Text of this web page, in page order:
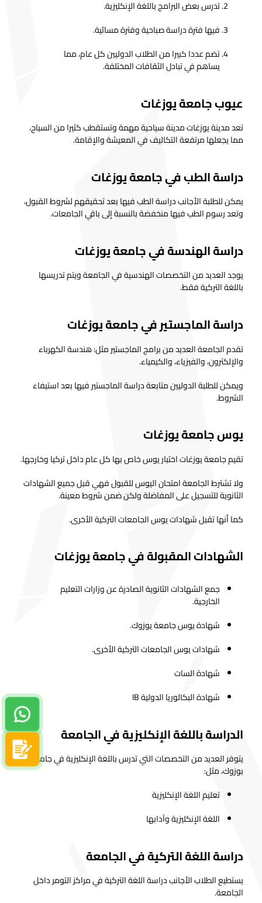
تدرس بعض البرامج باللغة الإنكليزية.
فيها فترة دراسة صباحية وفترة مسائية.
تضم عددا كبيرا من الطلاب الدوليين كل عام، مما
يساهم في تبادل الثقافات المختلفة.
عيوب جامعة يوزغات
تعد مدينة يوزغات مدينة سياحية مهمة وتستقطب كثيرا من السياح،
مما يجعلها مرتفعة التكاليف في المعيشة والإقامة.
دراسة الطب في جامعة يوزغات
يمكن للطلبة الأجانب دراسة الطب فيها بعد تحقيقهم لشروط القبول،
وتعد رسوم الطب فيها منخفضة بالنسبة إلى باقي الجامعات.
دراسة الهندسة في جامعة يوزغات
يوجد العديد من التخصصات الهندسية في الجامعة ويتم تدريسها
باللغة التركية فقط.
دراسة الماجستير في جامعة يوزغات
تقدم الجامعة العديد من برامج الماجستير مثل: هندسة الكهرباء
والإلكترون، والفيزياء، والكيمياء.
ويمكن للطلبة الدوليين متابعة دراسة الماجستير فيها بعد استيفاء
الشروط.
يوس جامعة يوزغات
تقيم جامعة يوزغات اختبار يوس خاص بها كل عام داخل تركيا وخارجها.
ولا تشترط الجامعة امتحان اليوس للقبول فهي قبل جميع الشهادات
الثانوية للتسجيل على المفاضلة ولكن ضمن شروط معينة.
كما أنها تقبل شهادات يوس الجامعات التركية الأخرى.
الشهادات المقبولة في جامعة يوزغات
جمع الشهادات الثانوية الصادرة عن وزارات التعليم
الخارجية.
شهادة يوس جامعة يوزوك.
شهادات يوس الجامعات التركية الأخرى.
شهادة السات
شهادة البكالوريا الدولية IB
الدراسة باللغة الإنكليزية في الجامعة
يتوفر العديد من التخصصات التي تدرس باللغة الإنكليزية في جامعة
بوزوك، مثل:
تعليم اللغة الإنكليزية
اللغة الإنكليزية وآدابها
دراسة اللغة التركية في الجامعة
يستطيع الطلاب الأجانب دراسة اللغة التركية في مراكز التومر داخل
الجامعة.
سجل الآن